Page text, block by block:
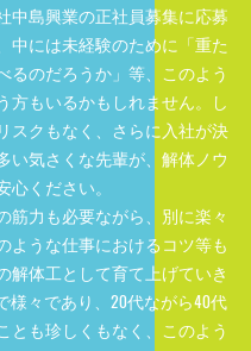
中島興業の正社員募集に応募
中には未経験のために「重た
るのだろうか」等、このよう
方もいるかもしれません。し
スクもなく、さらに入社が決
い気さくな先輩が、解体ノウ
ください。
筋力も必要ながら、別に楽々
ような仕事におけるコツ等も
解体工として育て上げていき
様々であり、20代ながら40代
とも珍しくもなく、このよう